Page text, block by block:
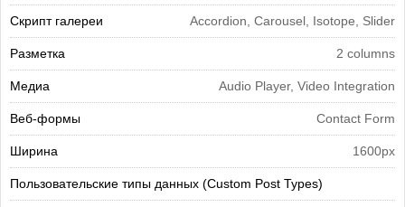
Скрипт галереи Accordion, Carousel, Isotope, Slider
Разметка 2 columns
Медиа Audio Player, Video Integration
Веб-формы Contact Form
Ширина 1600px
Пользовательские типы данных (Custom Post Types)